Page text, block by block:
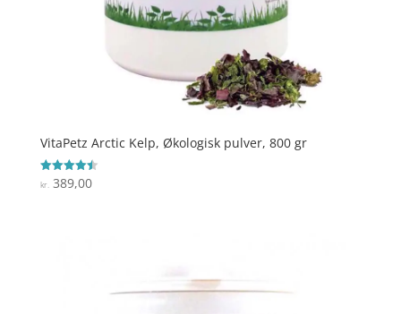
VitaPetz Arctic Kelp, Økologisk pulver, 800 gr
Vurderet
4.5
kr.389,00